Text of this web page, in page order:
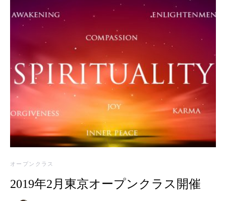
オープンクラス
2019年2月東京オープンクラス開催